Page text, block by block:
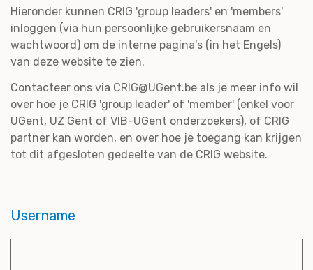
Hieronder kunnen CRIG 'group leaders' en 'members'
inloggen (via hun persoonlijke gebruikersnaam en
wachtwoord) om de interne pagina's (in het Engels)
van deze website te zien.
Contacteer ons via CRIG@UGent.be als je meer info wil
over hoe je CRIG 'group leader' of 'member' (enkel voor
UGent, UZ Gent of VIB-UGent onderzoekers), of CRIG
partner kan worden, en over hoe je toegang kan krijgen
tot dit afgesloten gedeelte van de CRIG website.
Username